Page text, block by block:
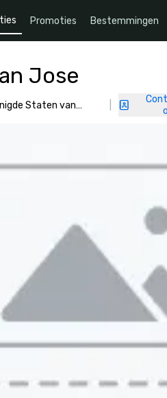
Promoties Bestemmingen
Jose
Staten van